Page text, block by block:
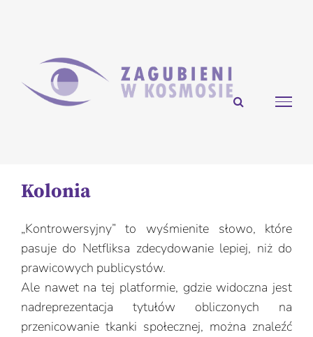
Kolonia
„Kontrowersyjny” to wyśmienite słowo, które
pasuje do Netfliksa zdecydowanie lepiej, niż do
prawicowych publicystów.
Ale nawet na tej platformie, gdzie widoczna jest
nadreprezentacja tytułów obliczonych na
przenicowanie tkanki społecznej, można znaleźć